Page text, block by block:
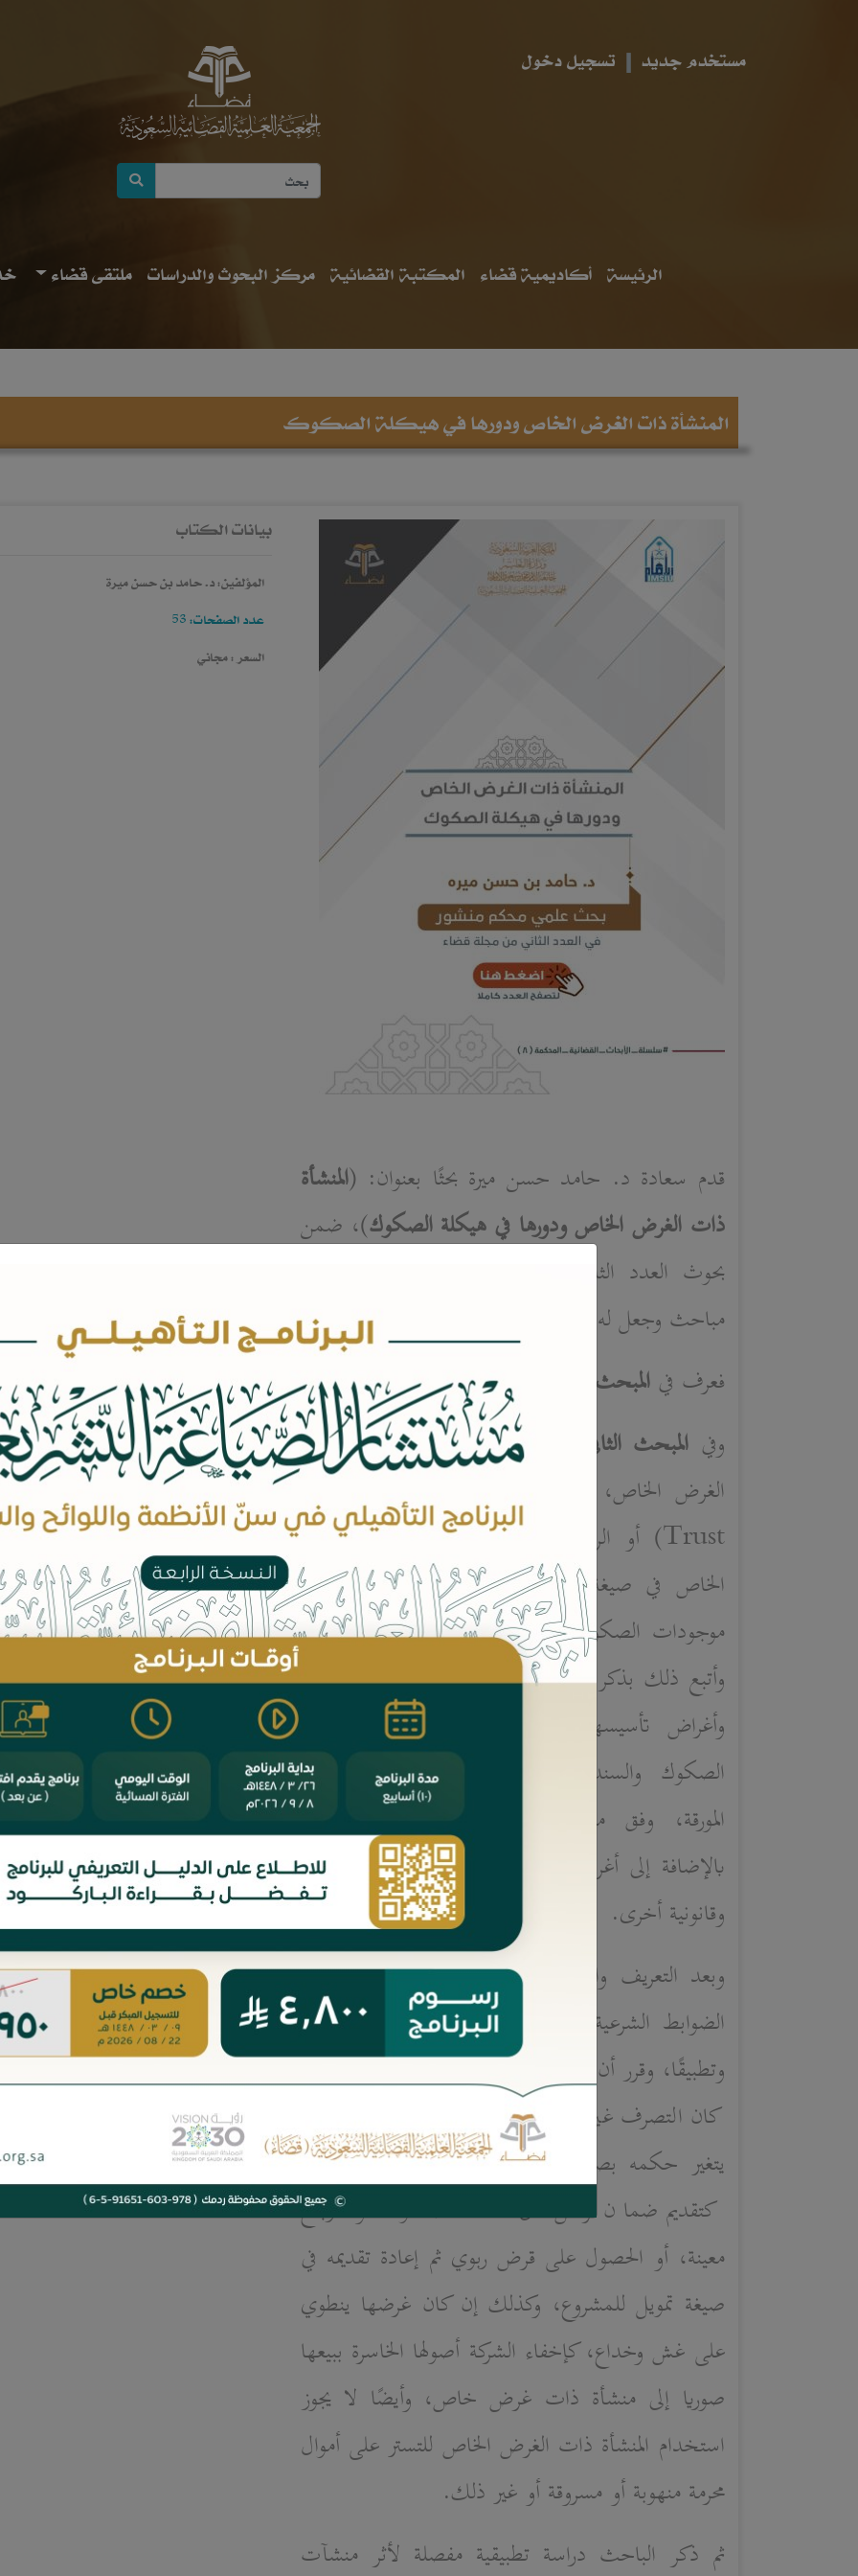
مستخدم جديد تسجيل دخول
الرئيسة أكاديمية قضاء المكتبة القضائية مركز البحوث والدراسات ملتقى قضاء
المنشأة ذات الغرض الخاص ودورها في هيكلة الصكوك
قدم سعادة د. حامد حسن ميرة بحثًا بعنوان: (المنشأة
ذات الغرض الخاص ودورها في هيكلة الصكوك)، ضمن
بحوث العدد الثاني من مجلة قضاء، قسمه في ثلاثة
مباحث وجعل له خاتمة.
فعرف فيالمبحث الأول
بالتوريق والتصكيك.
وفي المبحث الثاني
قدم دراسة وصفية للمنشآت ذات
الغرض الخاص، وشكلها القانوني، ثم عرف (الترست
Trust) أو الرصد، وعاد إلى المنشأة ذات الغرض
الخاص في صيغة رصد، وبين أنها إذا أنشئت لحفظ
موجودات الصكوك فيمكن أن تكون في صيغة رصد،
وأتبع ذلك بذكر وظائف المنشأة ذات الغرض الخاص،
وأغراض تأسيسها، المتمثلة في ضمان حقوق حملة
الصكوك والسندات، وإدارة الأصول المصككة أو
المورقة، وفق مصلحة حملة الصكوك والمستندات،
بالإضافة إلى أغراض تمويلية ومحاسبية وائتمانية وضريبية
وقانونية أخرى.
وبعد التعريف والتوصيف جاءالمبحث الثالثليدرس
الضوابط الشرعية للمنشأة ذات الغرض الخاص تنظيرًا
وتطبيقًا، وقرر أن حكمها يختلف باختلاف غرضها، فإن
كان التصرف غير جائز لشخص في علاقة تعاقدية فلا
يتغير حكمه بصدوره من منشأة ذات غرض خاص؛
كتقديم ضمان لرأس مال حملة الصكوك، أو أرباح
معينة، أو الحصول على قرض ربوي ثم إعادة تقديمه في
صيغة تمويل للمشروع، وكذلك إن كان غرضها ينطوي
على غش وخداع، كإخفاء الشركة أصولها الخاسرة ببيعها
صوريا إلى منشأة ذات غرض خاص، وأيضًا لا يجوز
استخدام المنشأة ذات الغرض الخاص للتستر على أموال
محرمة منهوبة أو مسروقة أو غير ذلك.
ثم ذكر الباحث دراسة تطبيقية مفصلة لأثر منشآت
بيانات الكتاب
المؤلفين: د. حامد بن حسن ميرة
عدد الصفحات: 53
السعر : مجاني